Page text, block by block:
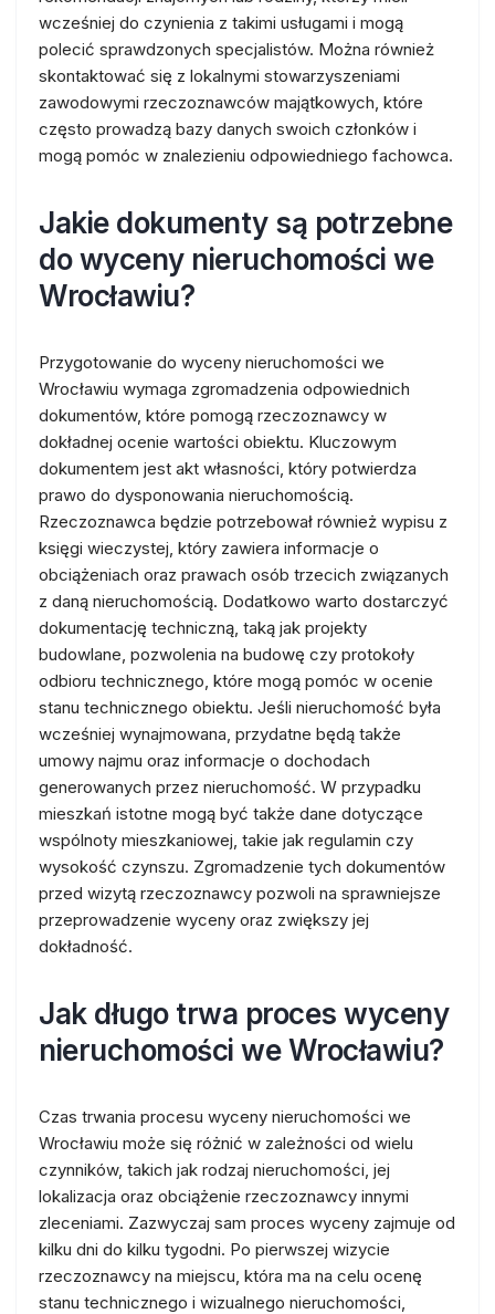
wcześniej do czynienia z takimi usługami i mogą
polecić sprawdzonych specjalistów. Można również
skontaktować się z lokalnymi stowarzyszeniami
zawodowymi rzeczoznawców majątkowych, które
często prowadzą bazy danych swoich członków i
mogą pomóc w znalezieniu odpowiedniego fachowca.
Jakie dokumenty są potrzebne
do wyceny nieruchomości we
Wrocławiu?
Przygotowanie do wyceny nieruchomości we
Wrocławiu wymaga zgromadzenia odpowiednich
dokumentów, które pomogą rzeczoznawcy w
dokładnej ocenie wartości obiektu. Kluczowym
dokumentem jest akt własności, który potwierdza
prawo do dysponowania nieruchomością.
Rzeczoznawca będzie potrzebował również wypisu z
księgi wieczystej, który zawiera informacje o
obciążeniach oraz prawach osób trzecich związanych
z daną nieruchomością. Dodatkowo warto dostarczyć
dokumentację techniczną, taką jak projekty
budowlane, pozwolenia na budowę czy protokoły
odbioru technicznego, które mogą pomóc w ocenie
stanu technicznego obiektu. Jeśli nieruchomość była
wcześniej wynajmowana, przydatne będą także
umowy najmu oraz informacje o dochodach
generowanych przez nieruchomość. W przypadku
mieszkań istotne mogą być także dane dotyczące
wspólnoty mieszkaniowej, takie jak regulamin czy
wysokość czynszu. Zgromadzenie tych dokumentów
przed wizytą rzeczoznawcy pozwoli na sprawniejsze
przeprowadzenie wyceny oraz zwiększy jej
dokładność.
Jak długo trwa proces wyceny
nieruchomości we Wrocławiu?
Czas trwania procesu wyceny nieruchomości we
Wrocławiu może się różnić w zależności od wielu
czynników, takich jak rodzaj nieruchomości, jej
lokalizacja oraz obciążenie rzeczoznawcy innymi
zleceniami. Zazwyczaj sam proces wyceny zajmuje od
kilku dni do kilku tygodni. Po pierwszej wizycie
rzeczoznawcy na miejscu, która ma na celu ocenę
stanu technicznego i wizualnego nieruchomości,